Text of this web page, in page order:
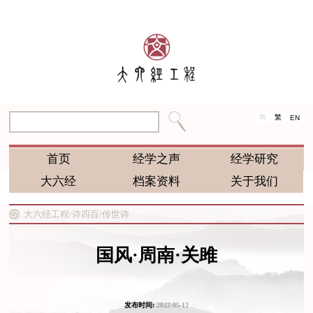
简 繁 EN
首页 经学之声
经学研究
大六经
档案资料 关于我们
大六经工程/诗四百/传世诗
国风·周南·关雎
发布时间:2022-05-12